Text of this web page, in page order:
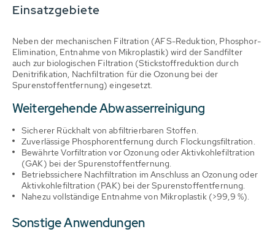
Einsatzgebiete
Neben der mechanischen Filtration (AFS-Reduktion, Phosphor-
Elimination, Entnahme von Mikroplastik) wird der Sandfilter
auch zur biologischen Filtration (Stickstoffreduktion durch
Denitrifikation, Nachfiltration für die Ozonung bei der
Spurenstoffentfernung) eingesetzt.
Weitergehende Abwasserreinigung
Sicherer Rückhalt von abfiltrierbaren Stoffen.
Zuverlässige Phosphorentfernung durch Flockungsfiltration.
Bewährte Vorfiltration vor Ozonung oder Aktivkohlefiltration
(GAK) bei der Spurenstoffentfernung.
Betriebssichere Nachfiltration im Anschluss an Ozonung oder
Aktivkohlefiltration (PAK) bei der Spurenstoffentfernung.
Nahezu vollständige Entnahme von Mikroplastik (>99,9 %).
Sonstige Anwendungen